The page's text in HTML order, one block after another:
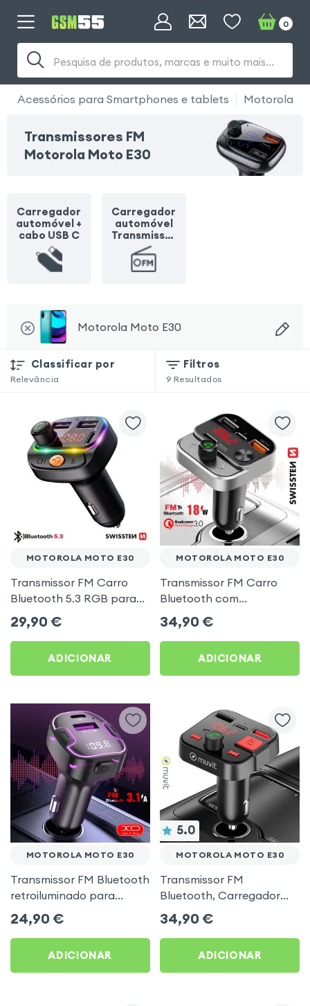
Pesquisa de produtos, marcas e muito mais...
0
Acessórios para Smartphones e tablets Motorola
Transmissores FM
Motorola Moto E30
Carregador
automóvel +
cabo USB C
Carregador
automóvel
Transmissor
FM
Motorola Moto E30
Classificar por
Relevância
Filtros
9 Resultados
MOTOROLA MOTO E30
Transmissor FM Carro
Bluetooth 5.3 RGB para
Motorola Moto E30
29,90 €
ADICIONAR
MOTOROLA MOTO E30
Transmissor FM Carro
Bluetooth com
carregamento duplo de
música USB Preto
34,90 €
ADICIONAR
MOTOROLA MOTO E30
Transmissor FM Bluetooth
retroiluminado para
automóvel com
carregamento USB C
Preto
24,90 €
ADICIONAR
5.0
MOTOROLA MOTO E30
Transmissor FM
Bluetooth, Carregador
para automóvel Muvit
Preto para Motorola
Moto E30
34,90 €
ADICIONAR